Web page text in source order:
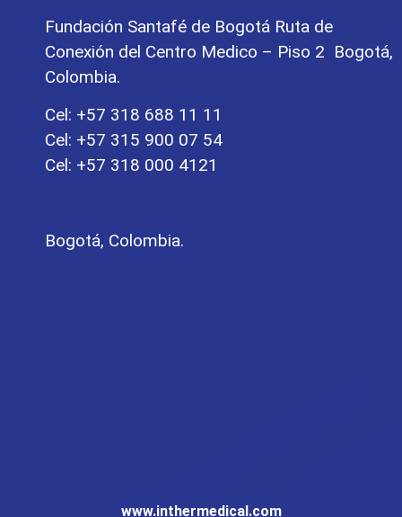
Fundación Santafé de Bogotá Ruta de
Conexión del Centro Medico – Piso 2 Bogotá,
Colombia.
Cel: +57 318 688 11 11
Cel: +57 315 900 07 54
Cel: +57 318 000 4121
Bogotá, Colombia.
www.inthermedical.com